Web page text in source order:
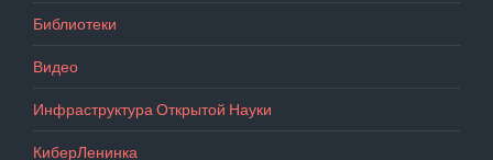
Библиотеки
Видео
Инфраструктура Открытой Науки
КиберЛенинка